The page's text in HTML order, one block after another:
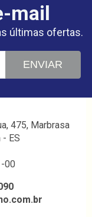
mail
últimas ofertas.
ENVIAR
475, Marbrasa
ES
00